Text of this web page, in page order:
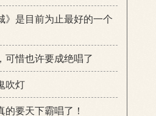
》是目前为止最好的一个
可惜也许要成绝唱了
吹灯
的要天下霸唱了！